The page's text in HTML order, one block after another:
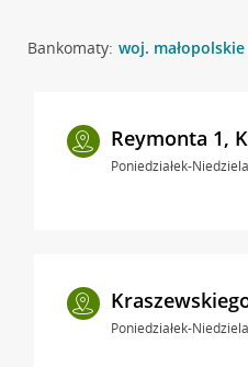
Bankomaty: woj. małopolskie
Reymonta 1,
Poniedziałek-
Poniedziałek-